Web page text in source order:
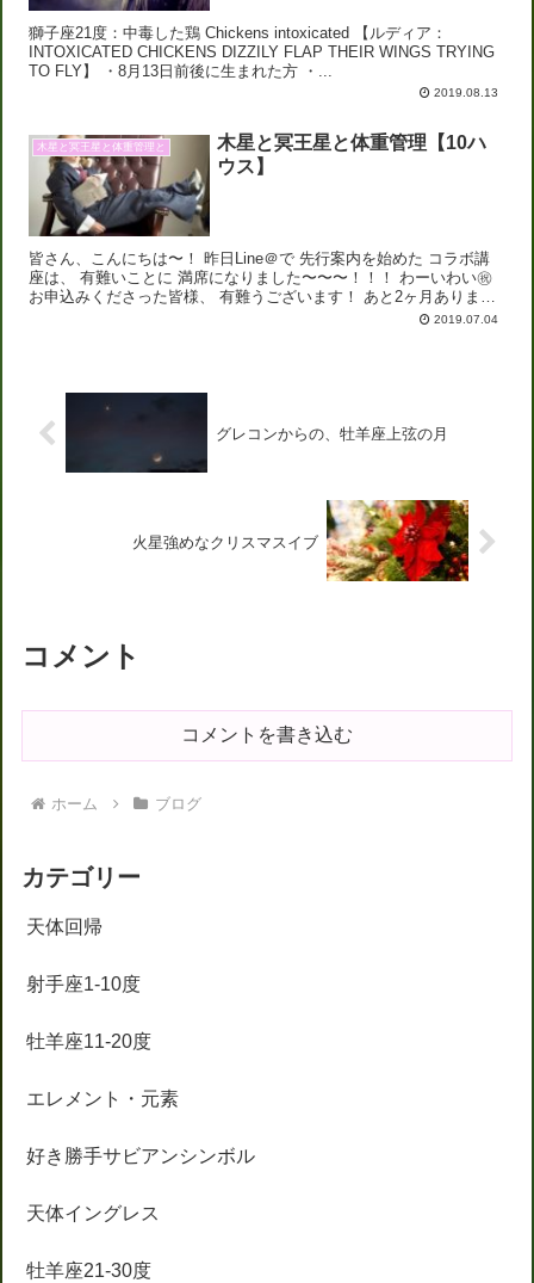
獅子座21度：中毒した鶏 Chickens intoxicated 【ルディア：
INTOXICATED CHICKENS DIZZILY FLAP THEIR WINGS TRYING
TO FLY】 ・8月13日前後に生まれた方 ・...
2019.08.13
木星と冥王星と体重管理と
木星と冥王星と体重管理【10ハ
ウス】
皆さん、こんにちは〜！ 昨日Line＠で 先行案内を始めた コラボ講
座は、 有難いことに 満席になりました〜〜〜！！！ わーいわい㊗️
お申込みくださった皆様、 有難うございます！ あと2ヶ月あります
2019.07.04
グレコンからの、牡羊座上弦の月
火星強めなクリスマスイブ
コメント
コメントを書き込む
ホーム ブログ
カテゴリー
天体回帰
射手座1-10度
牡羊座11-20度
エレメント・元素
好き勝手サビアンシンボル
天体イングレス
牡羊座21-30度